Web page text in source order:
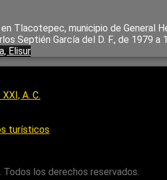
Tlacotepec, municipio de General
Septién García del D. F., de 1979
Elisur
A. C.
turísticos
los derechos reservados.